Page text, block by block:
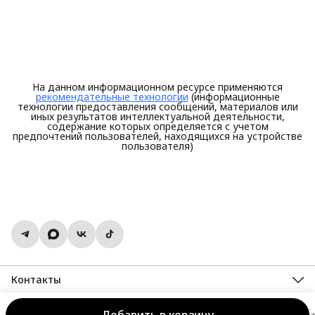
На данном информационном ресурсе применяются
рекомендательные технологии (информационные
технологии предоставления сообщений, материалов или
иных результатов интеллектуальной деятельности,
содержание которых определяется с учетом
предпочтений пользователей, находящихся на устройстве
пользователя)
Контакты
Адрес
г. Иваново, ул Поэта Майорова 6/7